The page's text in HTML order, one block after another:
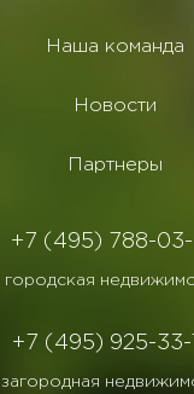
Наша команда
Новости
Партнеры
+7 (495) 788-
городская
+7 (495) 925-33-
загородная